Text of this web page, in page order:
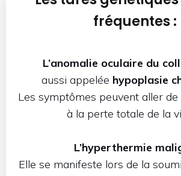
fréquentes :
L’anomalie oculaire du
aussi appelée hypoplasie
Les symptômes peuvent aller
à la perte totale de la
L’hyperthermie
Elle se manifeste lors de la